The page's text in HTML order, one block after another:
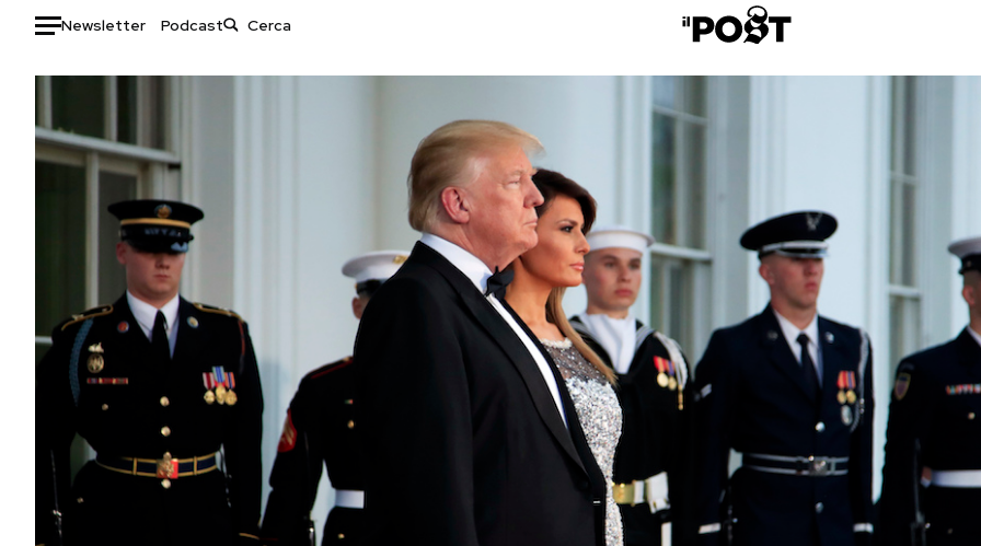
Newsletter Podcast
Auto
HOME
Italia
Mondo
Politica
Tecnologia
Internet
Scienza
Economia
Storie/Idee
Ok Boomer!
Europa
Altrecose
Mondiali calcio 2026